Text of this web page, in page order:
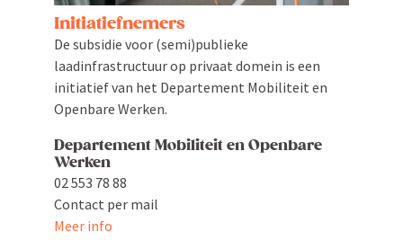
Initi­a­tief­nemers
De subsidie voor (semi)publieke
laadinfrastructuur op privaat domein is een
initi­atief van het Depar­tement Mobiliteit en
Openbare Werken.
Depar­tement Mobiliteit en Openbare
Werken
02 553 78 88
Contact per mail
Meer info